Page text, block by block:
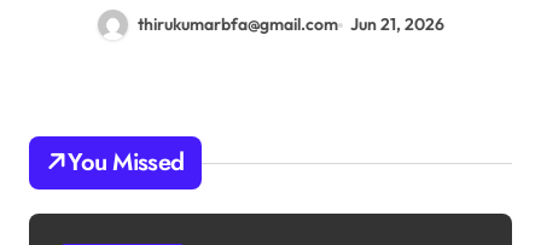
thirukumarbfa@gmail.com Jun 21, 2026
You Missed